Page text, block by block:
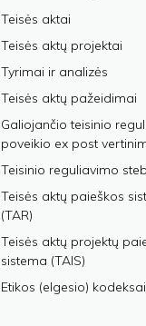
Teisės aktai
Teisės aktų projektai
Tyrimai ir analizės
Teisės aktų pažeidimai
Galiojančio teisinio
poveikio ex post
Teisinio reguliavimo
Teisės aktų paieškos
(TAR)
Teisės aktų projektų
sistema (TAIS)
Etikos (elgesio) kodeksai